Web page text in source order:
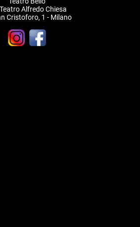
Alfredo Chiesa
Cristoforo, 1 - Milano